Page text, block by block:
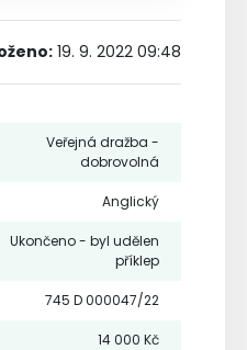
19. 9. 2022 09:48
Veřejná dražba -
dobrovolná
Anglický
Ukončeno - byl udělen
příklep
745 D 000047/22
14 000 Kč